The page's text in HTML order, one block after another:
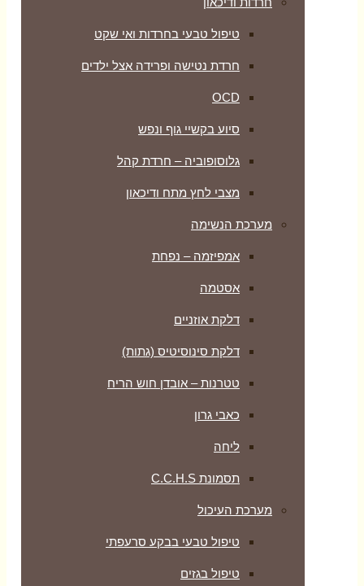
טיפול טבעי בחרדות ואי שקט
חרדת נטישה ופרידה אצל ילדים
OCD
סיוע בקשיי גוף ונפש
גלוסופוביה – חרדת קהל
מצבי לחץ מתח ודיכאון
מערכת הנשימה
אמפיזמה – נפחת
אסטמה
דלקת אוזניים
דלקת סינוסיטיס (גתות)
טטרנות – אובדן חוש הריח
כאבי גרון
ליחה
תסמונת C.C.H.S
מערכת העיכול
טיפול טבעי בבקע סרעפתי
טיפול בגזים